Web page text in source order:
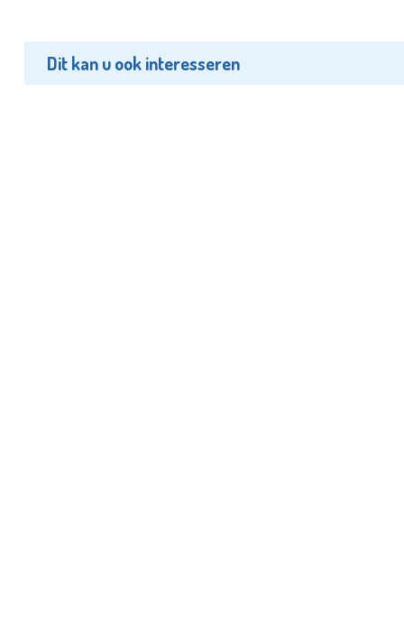
Dit kan u ook interesseren